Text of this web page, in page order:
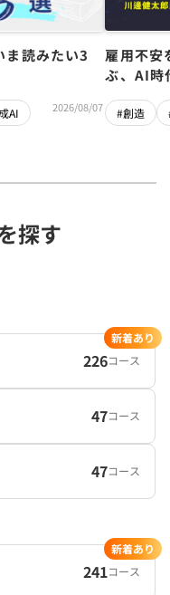
読みたい3
AI 2026/08/07
雇用不
ぶ、AI時
#創造
探す
226コース
新着あり
47コース
47コース
241コース
新着あり